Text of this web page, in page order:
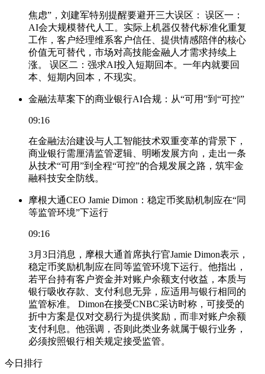
焦虑”，刘建军特别提醒要避开三大误区： 误区一：
AI会大规模替代人工。实际上机器仅替代标准化重复
工作，客户经理维系客户信任、提供情感陪伴的核心
价值无可替代，市场对高技能金融人才需求持续上
涨。 误区二：强求AI投入短期回本。一年内就要回
本、短期内回本，不现实。
金融法草案下的商业银行AI合规：从“可用”到“可控”
09:16
在金融法治建设与人工智能技术双重变革的背景下，
商业银行需厘清监管逻辑、明晰发展方向，走出一条
从技术“可用”到全程“可控”的合规发展之路，筑牢金
融科技安全防线。
摩根大通CEO Jamie Dimon：稳定币奖励机制应在“同
等监管环境”下运行
09:16
3月3日消息，摩根大通首席执行官Jamie Dimon表示，
稳定币奖励机制应在同等监管环境下运行。他指出，
若平台持有客户资金并对账户余额支付收益，本质与
银行吸收存款、支付利息无异，应适用与银行相同的
监管标准。 Dimon在接受CNBC采访时称，可接受的
折中方案是仅对交易行为提供奖励，而非对账户余额
支付利息。他强调，否则此类业务就属于银行业务，
必须按照银行相关规定接受监管。
今日排行